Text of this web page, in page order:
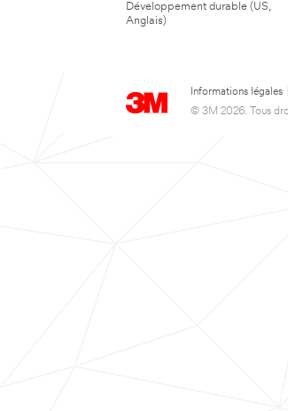
Développement durable (US,
Anglais)
Informations légales
© 3M 2026. Tous